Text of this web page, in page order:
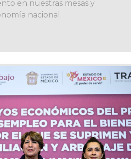
en nuestras mesas y
nacional.